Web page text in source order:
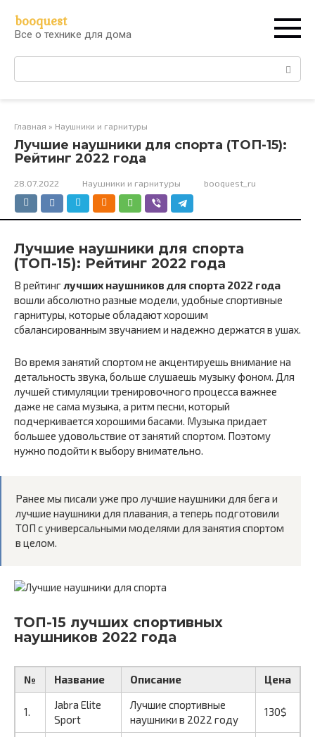
контенту
booquest
Все о технике для дома
Поиск:
Главная » Наушники и гарнитуры
Лучшие наушники для спорта (ТОП-15):
Рейтинг 2022 года
28.07.2022 Наушники и гарнитуры booquest_ru
Лучшие наушники для спорта
(ТОП-15): Рейтинг 2022 года
В рейтинглучших наушников для спорта 2022 года
вошли абсолютно разные модели, удобные спортивные
гарнитуры, которые обладают хорошим
сбалансированным звучанием и надежно держатся в ушах.
Во время занятий спортом не акцентируешь внимание на
детальность звука, больше слушаешь музыку фоном. Для
лучшей стимуляции тренировочного процесса важнее
даже не сама музыка, а ритм песни, который
подчеркивается хорошими басами. Музыка придает
большее удовольствие от занятий спортом. Поэтому
нужно подойти к выбору внимательно.
Ранее мы писали уже про лучшие наушники для бега и
лучшие наушники для плавания, а теперь подготовили
ТОП с универсальными моделями для занятия спортом
в целом.
ТОП-15 лучших спортивных
наушников 2022 года
№ Название Описание Цена
1.
Jabra Elite
Sport
Лучшие спортивные
наушники в 2022 году
130$